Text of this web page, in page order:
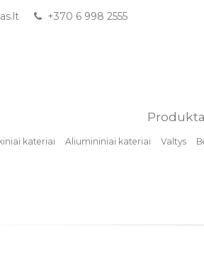
+370 6 998 2555
kateriai Aliumininiai kateriai Valtys